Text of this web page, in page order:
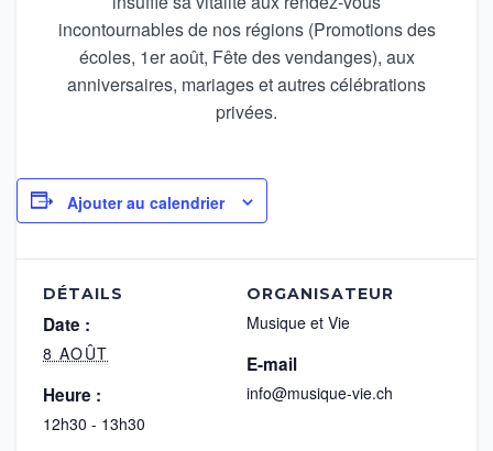
incontournables de nos régions (Promotions des
écoles, 1er août, Fête des vendanges), aux
anniversaires, mariages et autres célébrations
privées.
Ajouter au calendrier
DÉTAILS
Date :
8 AOÛT
Heure :
12h30 - 13h30
ORGANISATEUR
Musique et Vie
E-mail
info@musique-vie.ch